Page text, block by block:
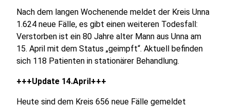
Nach dem langen Wochenende meldet der Kreis Unna
1.624 neue Fälle, es gibt einen weiteren Todesfall:
Verstorben ist ein 80 Jahre alter Mann aus Unna am
15. April mit dem Status „geimpft“. Aktuell befinden
sich 118 Patienten in stationärer Behandlung.
+++Update 14.April+++
Heute sind dem Kreis 656 neue Fälle gemeldet